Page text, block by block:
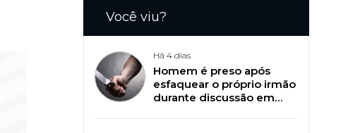
Você viu?
Há 4 dias
Homem é preso após
esfaquear o próprio irmão
durante discussão em